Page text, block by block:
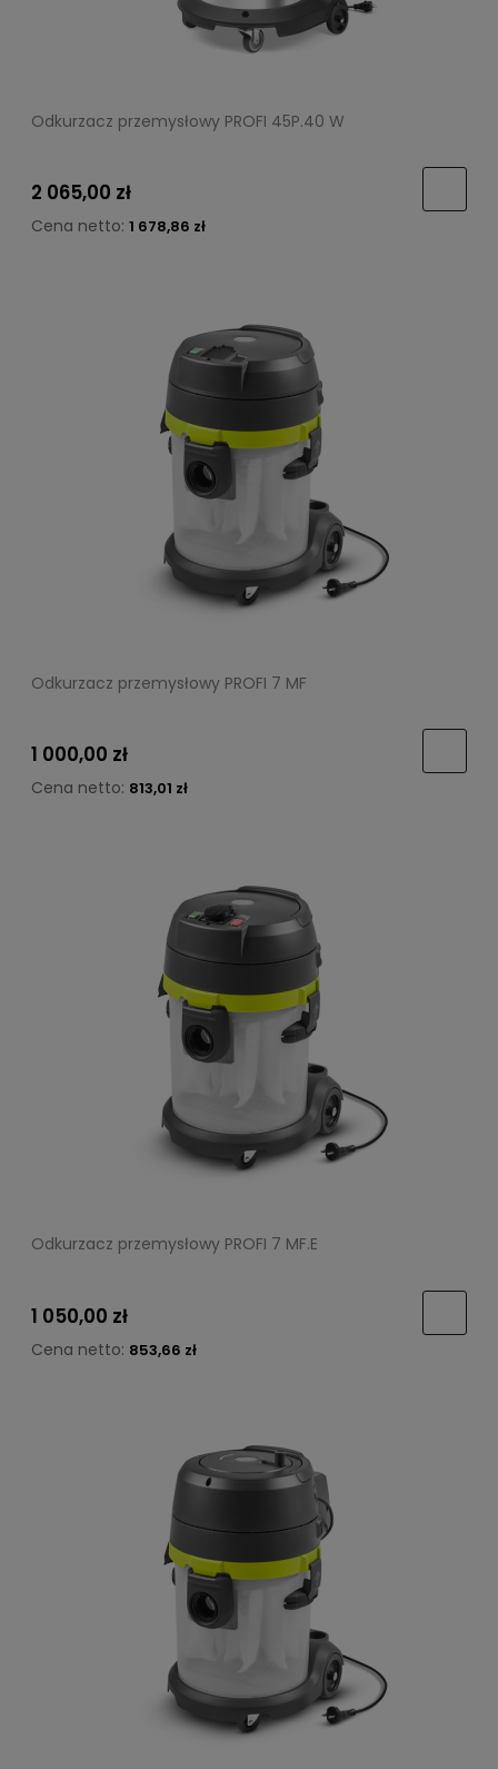
Odkurzacz przemysłowy PROFI 45P.40 W
2 065,00 zł
Cena netto: 1 678,86 zł
Odkurzacz przemysłowy PROFI 7 MF
1 000,00 zł
Cena netto: 813,01 zł
Odkurzacz przemysłowy PROFI 7 MF.E
1 050,00 zł
Cena netto: 853,66 zł